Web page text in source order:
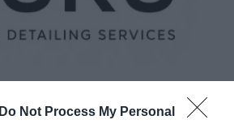
Do Not Process My Personal